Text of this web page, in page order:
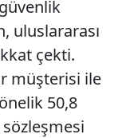
uluslararası
çekti.
müşterisi ile
50,8